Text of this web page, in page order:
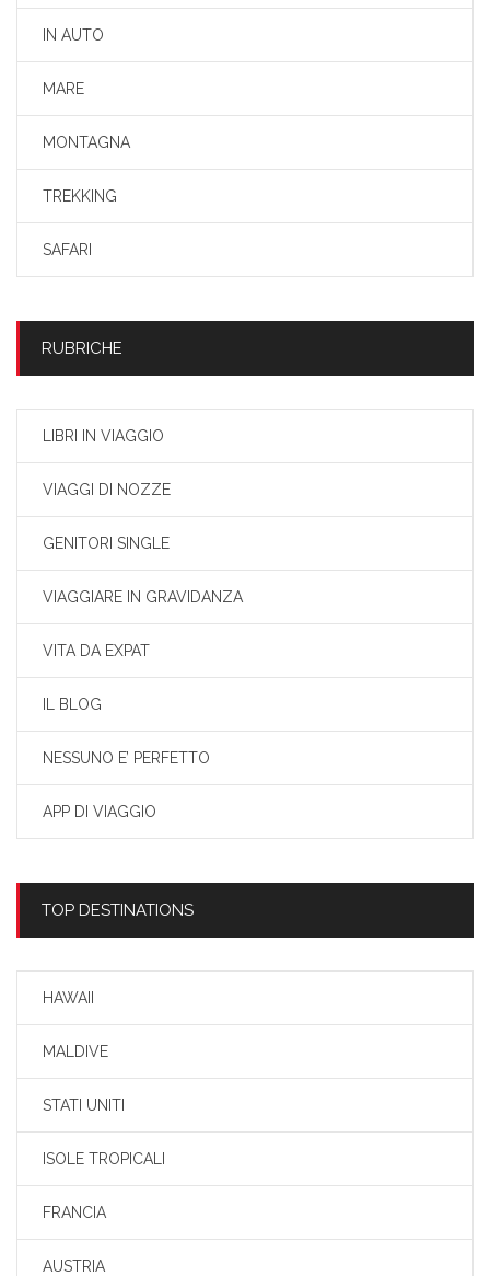
IN AUTO
MARE
MONTAGNA
TREKKING
SAFARI
RUBRICHE
LIBRI IN VIAGGIO
VIAGGI DI NOZZE
GENITORI SINGLE
VIAGGIARE IN GRAVIDANZA
VITA DA EXPAT
IL BLOG
NESSUNO E’ PERFETTO
APP DI VIAGGIO
TOP DESTINATIONS
HAWAII
MALDIVE
STATI UNITI
ISOLE TROPICALI
FRANCIA
AUSTRIA